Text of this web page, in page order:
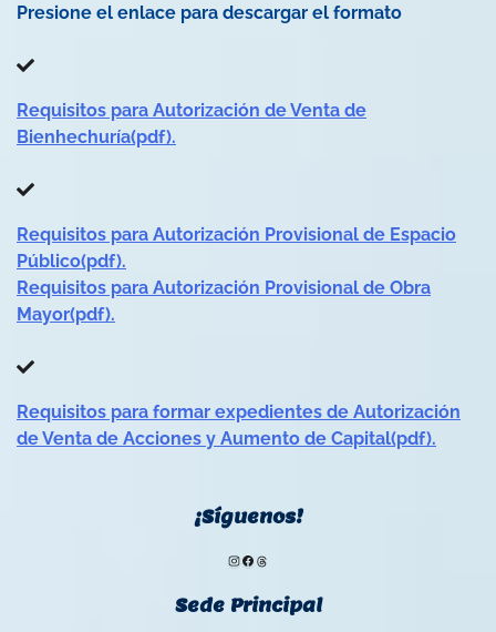
Presione el enlace para descargar el formato
Requisitos para Autorización de Venta de
Bienhechuría(pdf).
Requisitos para Autorización Provisional de Espacio
Público(pdf).
Requisitos para Autorización Provisional de Obra
Mayor(pdf).
Requisitos para formar expedientes de Autorización
de Venta de Acciones y Aumento de Capital(pdf).
¡Síguenos!
Instagram
Facebook
Threads
Sede Principal